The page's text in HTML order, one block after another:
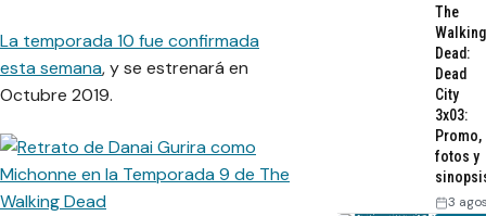
La temporada 10 fue confirmada
esta semana, y se estrenará en
Octubre 2019.
The
Walking
Dead:
Dead
City
3x03:
Promo,
fotos y
3